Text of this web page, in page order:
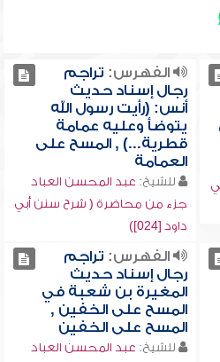
الفهرس: تراجم
رجال إسناد حديث
أنس: (رأيت رسول الله
يتوضأ وعليه عمامة
قطرية...) , المسح على
العمامة
للشيخ: عبد المحسن العباد
جزء من محاضرة ( شرح سنن أبي
داود [024])
الفهرس: تراجم
رجال إسناد حديث
المغيرة بن شعبة في
المسح على الخفين ,
المسح على الخفين
للشيخ: عبد المحسن العباد